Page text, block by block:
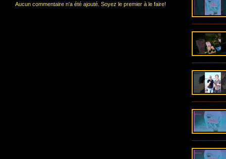
Aucun commentaire n'a été ajouté. Soyez le premier à le faire!